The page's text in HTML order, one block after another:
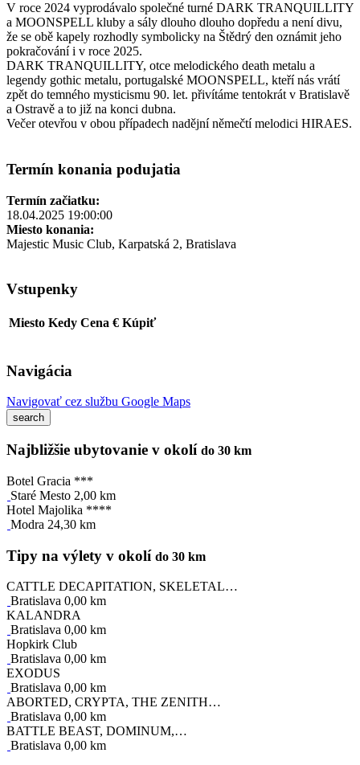
V roce 2024 vyprodávalo společné turné DARK TRANQUILLITY
a MOONSPELL kluby a sály dlouho dlouho dopředu a není divu,
že se obě kapely rozhodly symbolicky na Štědrý den oznámit jeho
pokračování i v roce 2025.
DARK TRANQUILLITY, otce melodického death metalu a
legendy gothic metalu, portugalské MOONSPELL, kteří nás vrátí
zpět do temného mysticismu 90. let. přivítáme tentokrát v Bratislavě
a Ostravě a to již na konci dubna.
Večer otevřou v obou případech nadějní němečtí melodici HIRAES.
Termín konania podujatia
Termín začiatku:
18.04.2025 19:00:00
Miesto konania:
Majestic Music Club, Karpatská 2, Bratislava
Vstupenky
Miesto Kedy Cena € Kúpiť
Navigácia
Navigovať cez službu Google Maps
Najbližšie ubytovanie v okolí do 30 km
Botel Gracia ***
Staré Mesto 2,00 km
Hotel Majolika ****
Modra 24,30 km
Tipy na výlety v okolí do 30 km
CATTLE DECAPITATION, SKELETAL…
Bratislava 0,00 km
KALANDRA
Bratislava 0,00 km
Hopkirk Club
Bratislava 0,00 km
EXODUS
Bratislava 0,00 km
ABORTED, CRYPTA, THE ZENITH…
Bratislava 0,00 km
BATTLE BEAST, DOMINUM,…
Bratislava 0,00 km